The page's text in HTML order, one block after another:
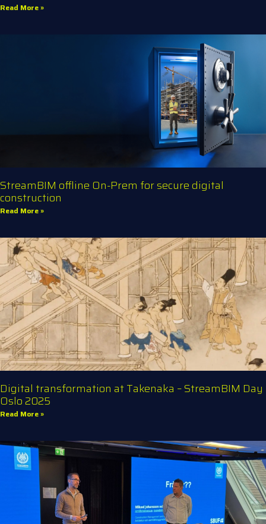
Read More »
StreamBIM offline On-Prem for secure digital
construction
Read More »
Digital transformation at Takenaka – StreamBIM Day
Oslo 2025
Read More »